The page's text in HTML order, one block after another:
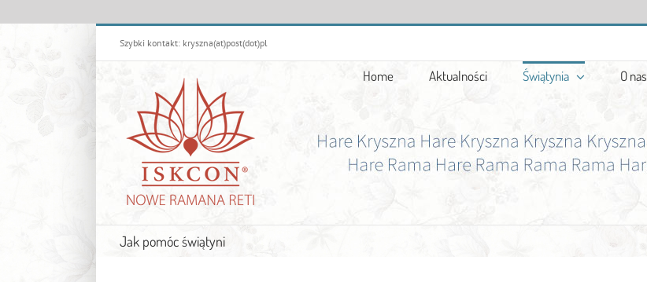
Szybki kontakt: kryszna(at)post(dot)pl
Home Aktualności Świątynia O nas
Jak pomóc świątyni